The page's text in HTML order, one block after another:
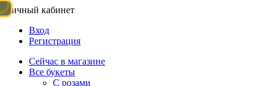
Личный кабинет
Вход
Регистрация
Сейчас в магазине
Все букеты
C розами